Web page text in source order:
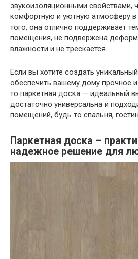
звукоизоляционными свойствами,
комфортную и уютную атмосферу
того, она отлично поддерживает
помещения, не подвержена
влажности и не трескается.
Если вы хотите создать
обеспечить вашему дому прочное
то паркетная доска — идеальный
достаточно универсальна и
помещений, будь то спальня,
Паркетная доска –
надежное решение для